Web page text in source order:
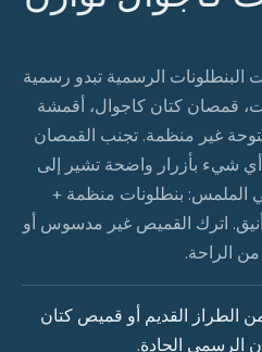
البنطلونات الرسمية تبدو رسمية
قمصان كتان كاجوال، أقمشة
غير منظمة. تجنب القمصان
أي شيء بأزرار واضحة تشير إلى
الملمس: بنطلونات منظمة +
اترك القميص غير مدسوس أو
الراحة.
القديم أو قميص كتان
الرسمي الحادة.